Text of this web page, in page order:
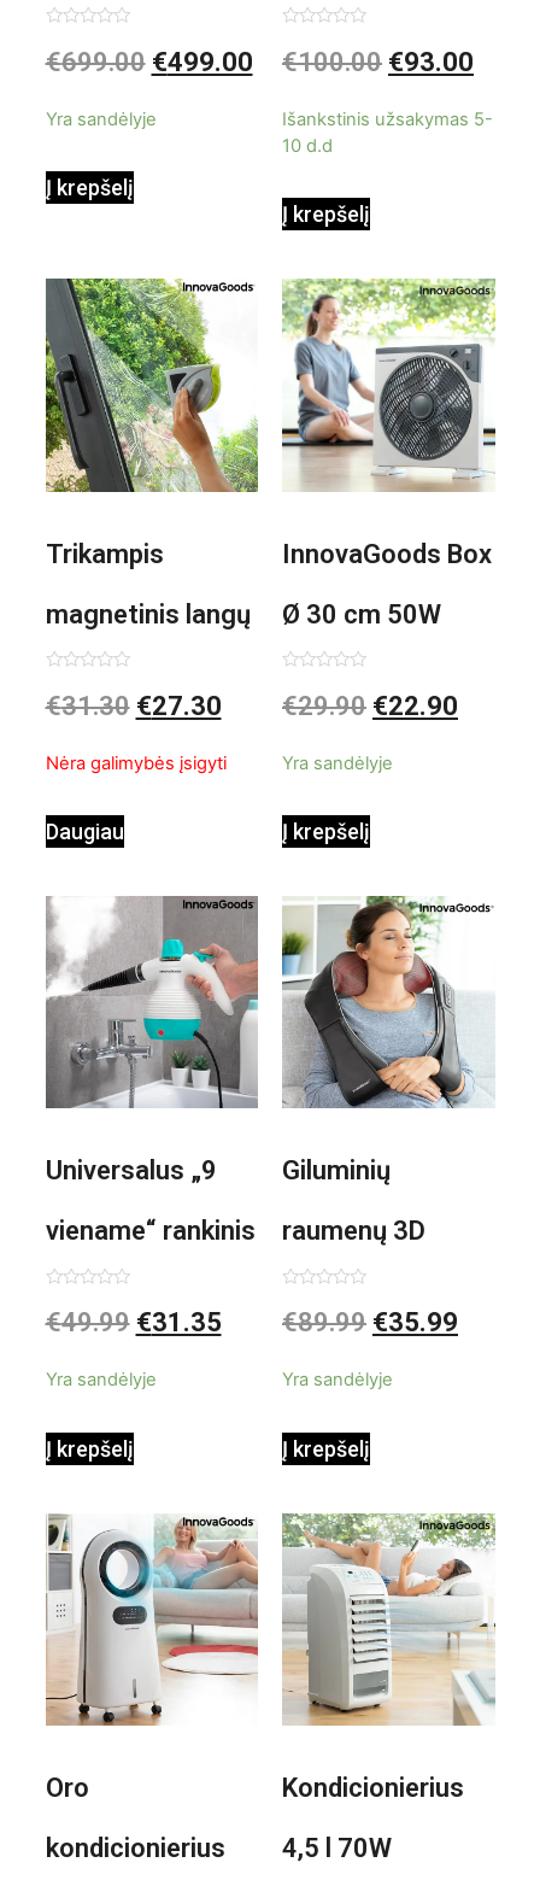
kondicionierius
0
iš
€699.00 €499.00
Yra sandėlyje
Į krepšelį
be ašmenų 3in1
0
iš
€100.00 €93.00
Išankstinis užsakymas 5-
10 d.d
Į krepšelį
Trikampis
magnetinis langų
valiklis Klinmag
0
iš
€31.30 €27.30
Nėra galimybės įsigyti
Daugiau
InnovaGoods Box
Ø 30 cm 50W
Baltai pilkas
0
iš
€29.90 €22.90
Yra sandėlyje
Į krepšelį
Universalus „9
viename“ rankinis
garintuvas su
0,35 L 3 Bar
1000W
0
iš
€49.99 €31.35
Yra sandėlyje
Į krepšelį
Giluminių
raumenų 3D
elektrinis
Shiatsu
0
iš
€89.99 €35.99
Yra sandėlyje
Į krepšelį
Oro
kondicionierius
Kondicionierius
4,5 l 70W